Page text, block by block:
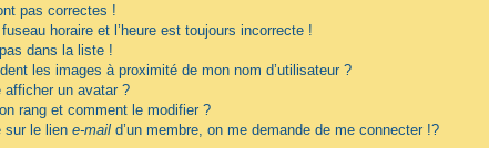
pas correctes !
horaire et l’heure est toujours incorrecte !
dans la liste !
les images à proximité de mon nom d’utilisateur ?
afficher un avatar ?
rang et comment le modifier ?
sur le lien e-mail d’un membre, on me demande de me connecter !?